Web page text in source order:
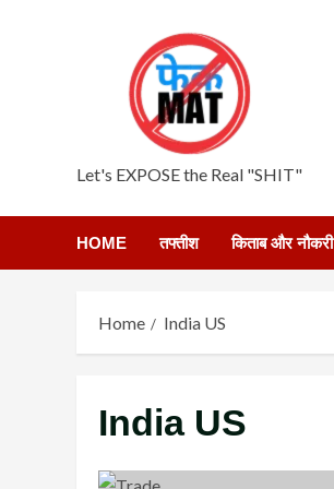
Let's EXPOSE the Real "SHIT"
HOME तफ्तीश किताब और नौकरी
Home India US
India US